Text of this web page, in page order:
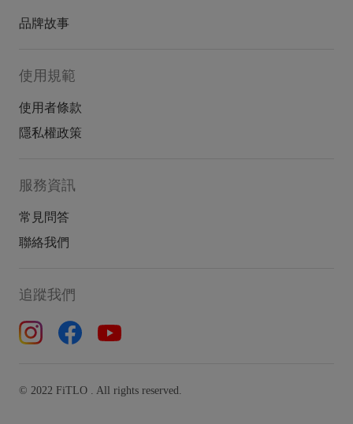
品牌故事
使用規範
使用者條款
隱私權政策
服務資訊
常見問答
聯絡我們
追蹤我們
© 2022 FiTLO . All rights reserved.